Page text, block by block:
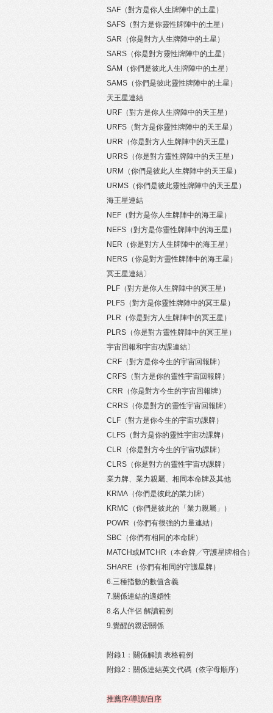
SAF（對方是你人生牌陣中的土星）
SAFS（對方是你靈性牌陣中的土星）
SAR（你是對方人生牌陣中的土星）
SARS（你是對方靈性牌陣中的土星）
SAM（你們是彼此人生牌陣中的土星）
SAMS（你們是彼此靈性牌陣中的土星）
天王星連結
URF（對方是你人生牌陣中的天王星）
URFS（對方是你靈性牌陣中的天王星）
URR（你是對方人生牌陣中的天王星）
URRS（你是對方靈性牌陣中的天王星）
URM（你們是彼此人生牌陣中的天王星）
URMS（你們是彼此靈性牌陣中的天王星）
海王星連結
NEF（對方是你人生牌陣中的海王星）
NEFS（對方是你靈性牌陣中的海王星）
NER（你是對方人生牌陣中的海王星）
NERS（你是對方靈性牌陣中的海王星）
冥王星連結〕
PLF（對方是你人生牌陣中的冥王星）
PLFS（對方是你靈性牌陣中的冥王星）
PLR（你是對方人生牌陣中的冥王星）
PLRS（你是對方靈性牌陣中的冥王星）
宇宙回報和宇宙功課連結〕
CRF（對方是你今生的宇宙回報牌）
CRFS（對方是你的靈性宇宙回報牌）
CRR（你是對方今生的宇宙回報牌）
CRRS（你是對方的靈性宇宙回報牌）
CLF（對方是你今生的宇宙功課牌）
CLFS（對方是你的靈性宇宙功課牌）
CLR（你是對方今生的宇宙功課牌）
CLRS（你是對方的靈性宇宙功課牌）
業力牌、業力親屬、相同本命牌及其他
KRMA（你們是彼此的業力牌）
KRMC（你們是彼此的「業力親屬」）
POWR（你們有很強的力量連結）
SBC（你們有相同的本命牌）
MATCH或MTCHR（本命牌╱守護星牌相合）
SHARE（你們有相同的守護星牌）
6.三種指數的數值含義
7.關係連結的適婚性
8.名人伴侶 解讀範例
9.覺醒的親密關係
附錄1：關係解讀 表格範例
附錄2：關係連結英文代碼（依字母順序）
推薦序/導讀/自序